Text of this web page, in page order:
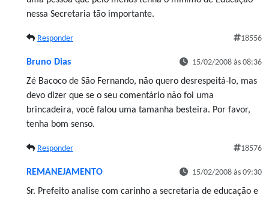
nessa Secretaria tão importante.
Responder 18556
Bruno Dias 15/02/2008 às 08:36
Zé Bacoco de São Fernando, não quero desrespeitá-lo, mas
devo dizer que se o seu comentário não foi uma
brincadeira, você falou uma tamanha besteira. Por favor,
tenha bom senso.
Responder 18576
REMANEJAMENTO 15/02/2008 às 09:30
Sr. Prefeito analise com carinho a secretaria de educação e